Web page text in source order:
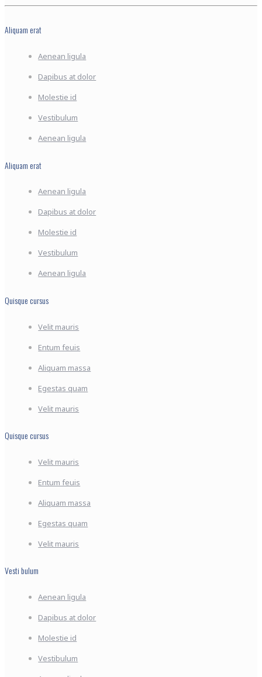
Aliquam erat
Aenean ligula
Dapibus at dolor
Molestie id
Vestibulum
Aenean ligula
Aliquam erat
Aenean ligula
Dapibus at dolor
Molestie id
Vestibulum
Aenean ligula
Quisque cursus
Velit mauris
Entum feuis
Aliquam massa
Egestas quam
Velit mauris
Quisque cursus
Velit mauris
Entum feuis
Aliquam massa
Egestas quam
Velit mauris
Vesti bulum
Aenean ligula
Dapibus at dolor
Molestie id
Vestibulum